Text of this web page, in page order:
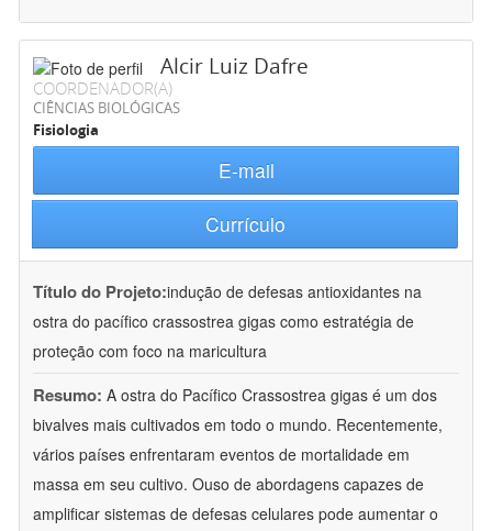
Alcir Luiz Dafre
COORDENADOR(A)
CIÊNCIAS BIOLÓGICAS
Fisiologia
E-mail
Currículo
Título do Projeto:indução de defesas antioxidantes na
ostra do pacífico crassostrea gigas como estratégia de
proteção com foco na maricultura
Resumo: A ostra do Pacífico Crassostrea gigas é um dos
bivalves mais cultivados em todo o mundo. Recentemente,
vários países enfrentaram eventos de mortalidade em
massa em seu cultivo. Ouso de abordagens capazes de
amplificar sistemas de defesas celulares pode aumentar o